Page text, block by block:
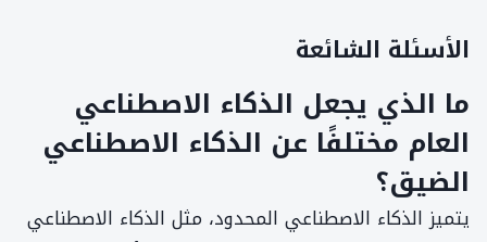
الأسئلة الشائعة
ما الذي يجعل الذكاء الاصطناعي
العام مختلفًا عن الذكاء الاصطناعي
الضيق؟
يتميز الذكاء الاصطناعي المحدود، مثل الذكاء الاصطناعي